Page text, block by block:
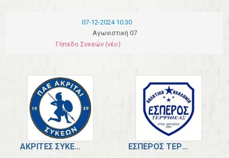
07-12-2024 10:30
Αγωνιστική 07
Γήπεδο Συκεών (νέο)
ΑΚΡΊΤΕΣ ΣΥΚΕΏΝ - Κ17 ΈΣΠΕΡΟΣ ΤΕΡΨΙΘΈΑΣ - Κ17